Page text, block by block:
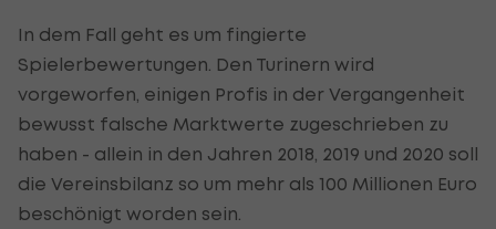
In dem Fall geht es um fingierte
Spielerbewertungen. Den Turinern wird
vorgeworfen, einigen Profis in der Vergangenheit
bewusst falsche Marktwerte zugeschrieben zu
haben - allein in den Jahren 2018, 2019 und 2020 soll
die Vereinsbilanz so um mehr als 100 Millionen Euro
beschönigt worden sein.